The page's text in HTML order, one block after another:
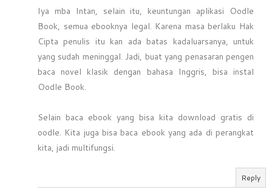
Iya mba Intan, selain itu, keuntungan aplikasi Oodle
Book, semua ebooknya legal. Karena masa berlaku Hak
Cipta penulis itu kan ada batas kadaluarsanya, untuk
yang sudah meninggal. Jadi, buat yang penasaran pengen
baca novel klasik dengan bahasa Inggris, bisa instal
Oodle Book.
Selain baca ebook yang bisa kita download gratis di
oodle. Kita juga bisa baca ebook yang ada di perangkat
kita, jadi multifungsi.
Reply